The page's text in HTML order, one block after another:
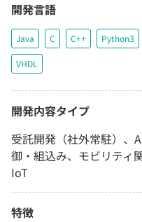
開発言語
Java C C++ Python3
VHDL
開発内容タイプ
受託開発（社外常駐）、
御・組込み、モビリティ
IoT
特徴